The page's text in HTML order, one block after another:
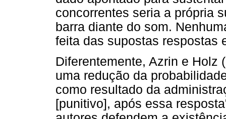
concorrentes seria a própria
barra diante do som.
feita das supostas respostas
Diferentemente, Azrin e Holz
uma redução da
como resultado da
[punitivo], após essa